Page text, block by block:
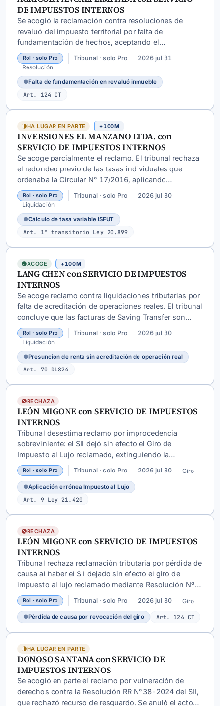
DE IMPUESTOS INTERNOS
Se acogió la reclamación contra resoluciones de
revaluó del impuesto territorial por falta de
fundamentación de hechos, aceptando el
allanamiento total del SII.
Rol · solo Pro Tribunal · solo Pro
2026 jul 31
Resolución
●Falta de fundamentación en revaluó inmueble
Art. 124 CT
HA LUGAR EN PARTE +100M
INVERSIONES EL MANZANO LTDA. con
SERVICIO DE IMPUESTOS INTERNOS
Se acoge parcialmente el reclamo. El tribunal rechaza
el redondeo previo de las tasas individuales que
ordenaba la Circular N° 17/2016, aplicando
directamente la fórmula legal con decimales
conservados, resultando una tasa de
19,346127559412% (no 19% ni 20%).
Rol · solo Pro Tribunal · solo Pro
2026 jul 30
Liquidación
●Cálculo de tasa variable ISFUT
Art. 1° transitorio Ley 20.899
ACOGE +100M
LANG CHEN con SERVICIO DE IMPUESTOS
INTERNOS
Se acoge reclamo contra liquidaciones tributarias por
falta de acreditación de operaciones reales. El tribunal
concluye que las facturas de Saving Transfer son
ideológicamente falsas, no existió hecho base para
aplicar presunción de renta del
artículo 70 LIR
, y las
liquidaciones adolecen de falta de causa y
motivación.
Rol · solo Pro Tribunal · solo Pro
2026 jul 30
Liquidación
●Presunción de renta sin acreditación de operación real
Art. 70 DL824
RECHAZA
LEÓN MIGONE con SERVICIO DE IMPUESTOS
INTERNOS
Tribunal desestima reclamo por improcedencia
sobreviniente: el SII dejó sin efecto el Giro de
Impuesto al Lujo reclamado, extinguiendo la
controversia.
Rol · solo Pro Tribunal · solo Pro 2026 jul 30 Giro
●Aplicación errónea Impuesto al Lujo
Art. 9 Ley 21.420
RECHAZA
LEÓN MIGONE con SERVICIO DE IMPUESTOS
INTERNOS
Tribunal rechaza reclamación tributaria por pérdida de
causa al haber el SII dejado sin efecto el giro de
impuesto al lujo reclamado mediante Resolución Nº
50963707 de 18 de febrero de 2026.
Rol · solo Pro Tribunal · solo Pro 2026 jul 30 Giro
●Pérdida de causa por revocación del giro Art. 124 CT
HA LUGAR EN PARTE
DONOSO SANTANA con SERVICIO DE
IMPUESTOS INTERNOS
Se acogió en parte el reclamo por vulneración de
derechos contra la Resolución RR N°38-2024 del SII,
que rechazó recurso de resguardo. Se anuló el acto